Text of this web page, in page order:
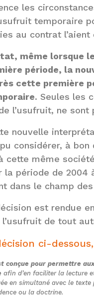
les
temporaire
au contrat
même lorsque
période, la
cette première
. Seules les
l’usufruit, ne
nouvelle
considérer, à
même
période de 2004
dans le champ
est rendue
de tout
ci-
conçue pour permettre
afin d’en faciliter la lecture
en simultané avec le
ou la doctrine.